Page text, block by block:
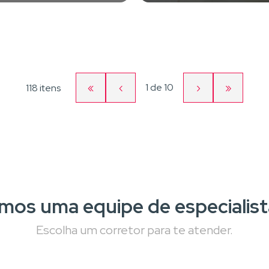
118 itens
Primeira
«
Página
‹ Página
1 de10
Próxima
›
Última
»
uma equipe de
Escolha um corretor para te atender.